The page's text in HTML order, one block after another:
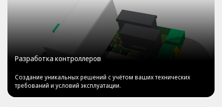
Разработка контроллеров
Создание уникальных решений с учётом ваших технических
требований и условий эксплуатации.